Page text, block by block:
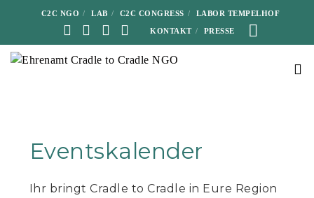
C2C NGO LAB C2C CONGRESS LABOR TEMPELHOF
KONTAKT PRESSE
Eventskalender
Ihr bringt Cradle to Cradle in Eure Region